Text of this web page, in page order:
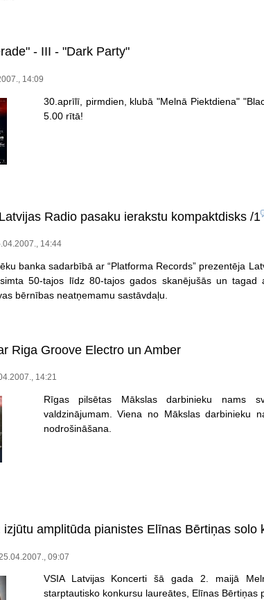
- III - "Dark Party"
14:09
30.aprīlī, pirmdien, klubā "Melnā Piektdiena"
5.00 rītā!
Radio pasaku ierakstu kompaktdisks/1
14:44
banka sadarbībā ar “Platforma Records” prezentēja
50-tajos līdz 80-tajos gados skanējušās un
bērnības neatņemamu sastāvdaļu.
Riga Groove Electro un Amber
14:21
Rīgas pilsētas Mākslas darbinieku nams
valdzinājumam. Viena no Mākslas darbinieku
nodrošināšana.
izjūtu amplitūda pianistes Elīnas Bērtiņas solo
09:07
VSIA Latvijas Koncerti šā gada 2. maijā
starptautisko konkursu laureātes, Elīnas Bērtiņas